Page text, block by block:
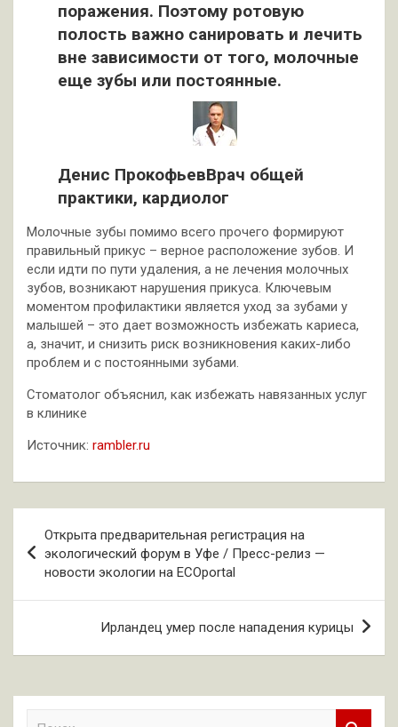
поражения. Поэтому ротовую
полость важно санировать и лечить
вне зависимости от того, молочные
еще зубы или постоянные.
Денис ПрокофьевВрач общей
практики, кардиолог
Молочные зубы помимо всего прочего формируют
правильный прикус – верное расположение зубов. И
если идти по пути удаления, а не лечения молочных
зубов, возникают нарушения прикуса. Ключевым
моментом профилактики является уход за зубами у
малышей – это дает возможность избежать кариеса,
а, значит, и снизить риск возникновения каких-либо
проблем и с постоянными зубами.
Стоматолог объяснил, как избежать навязанных услуг
в клинике
Источник: rambler.ru
по
записям
Открыта предварительная регистрация на
экологический форум в Уфе / Пресс-релиз —
новости экологии на ECOportal
Ирландец умер после нападения курицы